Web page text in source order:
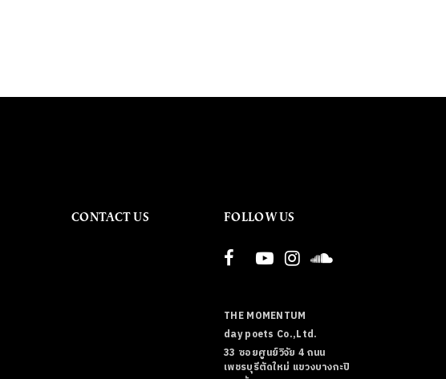
CONTACT US FOLLOW US
THE MOMENTUM
day poets Co.,Ltd.
33 ซอยศูนย์วิจัย 4 ถนน
เพชรบุรีตัดใหม่ แขวงบางกะปิ